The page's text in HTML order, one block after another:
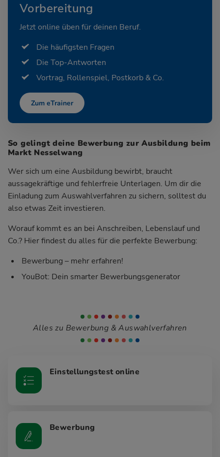
Vorbereitung
Jetzt online üben für deinen Beruf.
Die häufigsten Fragen
Die Top-Antworten
Vortrag, Rollenspiel, Postkorb & Co.
Zum eTrainer
So gelingt deine Bewerbung zur Ausbildung beim
Markt Nesselwang
Wer sich um eine Ausbildung bewirbt, braucht
aussagekräftige und fehlerfreie Unterlagen. Um dir die
Einladung zum Auswahlverfahren zu sichern, solltest du
also etwas Zeit investieren.
Worauf kommt es an bei Anschreiben, Lebenslauf und
Co.? Hier findest du alles für die perfekte Bewerbung:
Bewerbung – mehr erfahren!
YouBot: Dein smarter Bewerbungsgenerator
Alles zu Bewerbung & Auswahlverfahren
Einstellungstest online
Bewerbung